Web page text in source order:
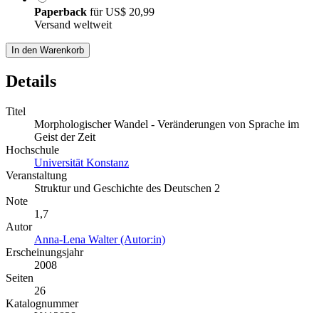
Paperback fürUS$ 20,99
Versand weltweit
In den Warenkorb
Details
Titel
Morphologischer Wandel - Veränderungen von Sprache im
Geist der Zeit
Hochschule
Universität Konstanz
Veranstaltung
Struktur und Geschichte des Deutschen 2
Note
1,7
Autor
Anna-Lena Walter (Autor:in)
Erscheinungsjahr
2008
Seiten
26
Katalognummer